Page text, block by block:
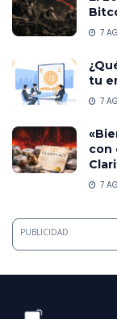
7
tu
7
con
7
PUBLICIDAD